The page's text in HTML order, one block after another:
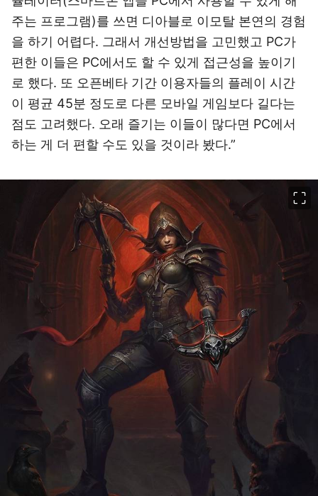
주는 프로그램)를 쓰면 디아블로 이모탈 본연의 경험
을 하기 어렵다. 그래서 개선방법을 고민했고 PC가
편한 이들은 PC에서도 할 수 있게 접근성을 높이기
로 했다. 또 오픈베타 기간 이용자들의 플레이 시간
이 평균 45분 정도로 다른 모바일 게임보다 길다는
점도 고려했다. 오래 즐기는 이들이 많다면 PC에서
하는 게 더 편할 수도 있을 것이라 봤다.”